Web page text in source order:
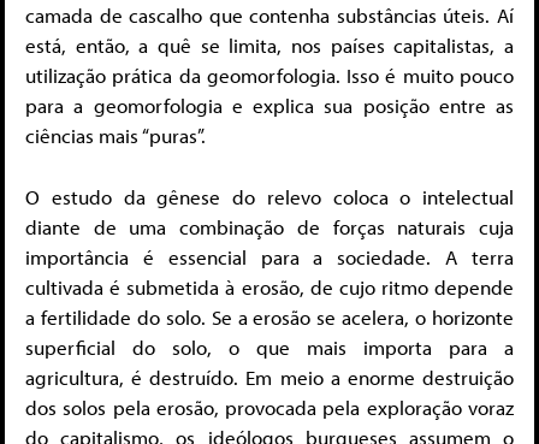
camada de cascalho que contenha substâncias úteis. Aí
está, então, a quê se limita, nos países capitalistas, a
utilização prática da geomorfologia. Isso é muito pouco
para a geomorfologia e explica sua posição entre as
ciências mais “puras”.
O estudo da gênese do relevo coloca o intelectual
diante de uma combinação de forças naturais cuja
importância é essencial para a sociedade. A terra
cultivada é submetida à erosão, de cujo ritmo depende
a fertilidade do solo. Se a erosão se acelera, o horizonte
superficial do solo, o que mais importa para a
agricultura, é destruído. Em meio a enorme destruição
dos solos pela erosão, provocada pela exploração voraz
do capitalismo, os ideólogos burgueses assumem o